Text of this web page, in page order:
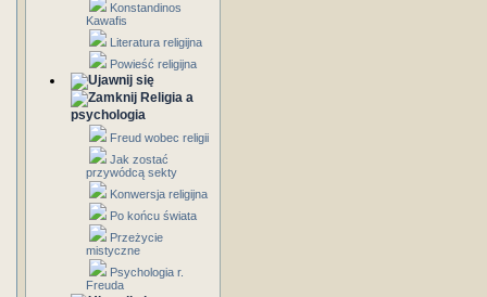
Konstandinos
Kawafis
Literatura religijna
Powieść religijna
Religia a
psychologia
Freud wobec religii
Jak zostać
przywódcą sekty
Konwersja religijna
Po końcu świata
Przeżycie
mistyczne
Psychologia r.
Freuda